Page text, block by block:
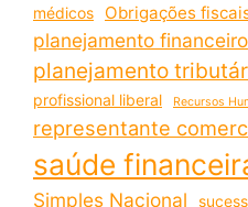
médicos
Obrigações
planejamento financeiro
planejamento
profissional liberal Recursos
representante
saúde
Simples Nacional